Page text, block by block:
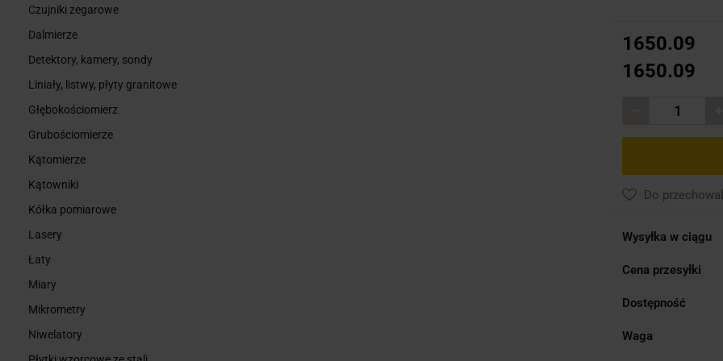
Czujniki zegarowe
Dalmierze
Detektory, kamery, sondy
Liniały, listwy, płyty granitowe
Głębokościomierz
Grubościomierze
Kątomierze
Kątowniki
Kółka pomiarowe
Lasery
Łaty
Miary
Mikrometry
Niwelatory
1650.09
1650.09
Do
Wysyłka w ciągu
Cena przesyłki
Dostępność
Waga